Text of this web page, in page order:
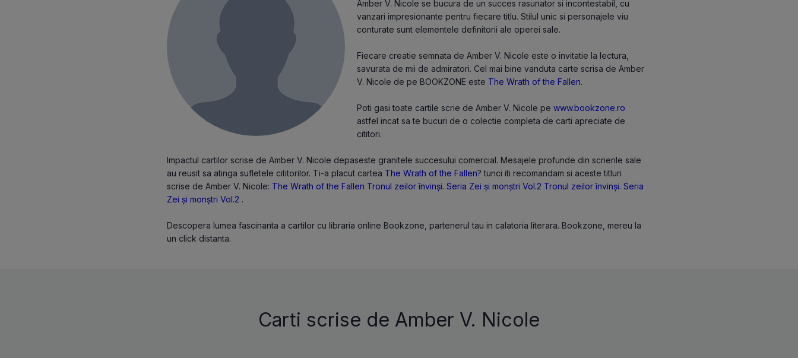
Amber V. Nicole se bucura de un succes rasunator si incontestabil, cu
vanzari impresionante pentru fiecare titlu. Stilul unic si personajele viu
conturate sunt elementele definitorii ale operei sale.
Fiecare creatie semnata de Amber V. Nicole este o invitatie la lectura,
savurata de mii de admiratori. Cel mai bine vanduta carte scrisa de Amber
V. Nicole de pe BOOKZONE este The Wrath of the Fallen.
Poti gasi toate cartile scrie de Amber V. Nicole pewww.bookzone.ro
astfel incat sa te bucuri de o colectie completa de carti apreciate de
cititori.
Impactul cartilor scrise de Amber V. Nicole depaseste granitele succesului comercial. Mesajele profunde din scrierile sale
au reusit sa atinga sufletele cititorilor. Ti-a placut cartea The Wrath of the Fallen? tunci iti recomandam si aceste titluri
scrise de Amber V. Nicole: The Wrath of the Fallen Tronul zeilor învinși. Seria Zei și monștri Vol.2 Tronul zeilor învinși. Seria
Zei și monștri Vol.2 .
Descopera lumea fascinanta a cartilor cu libraria online Bookzone, partenerul tau in calatoria literara. Bookzone, mereu la
un click distanta.
Carti scrise de Amber V. Nicole